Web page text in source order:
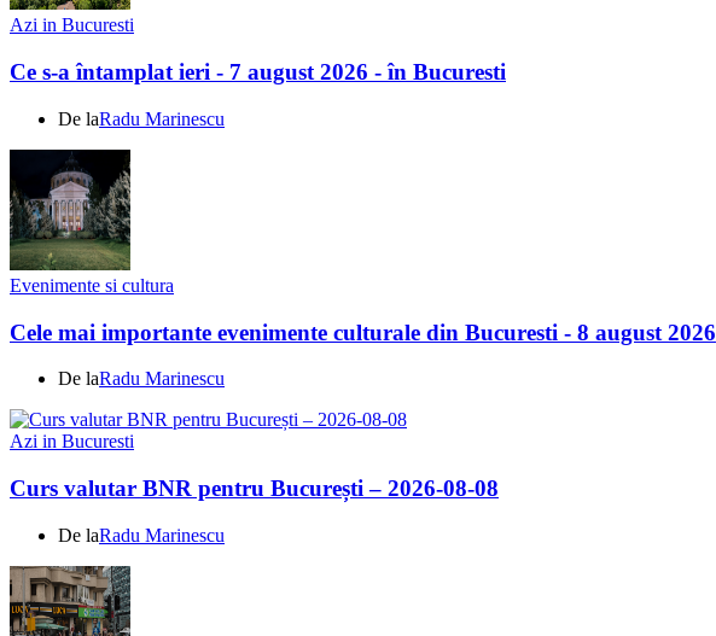
Azi in Bucuresti
Ce s-a întamplat ieri - 7 august 2026 - în Bucuresti
De laRadu Marinescu
Evenimente si cultura
Cele mai importante evenimente culturale din Bucuresti - 8 august 2026
De laRadu Marinescu
Azi in Bucuresti
Curs valutar BNR pentru București – 2026-08-08
De laRadu Marinescu